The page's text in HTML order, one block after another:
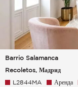
Barrio Salamanca
Recoletos, Мадрид
L2844MA Аренда